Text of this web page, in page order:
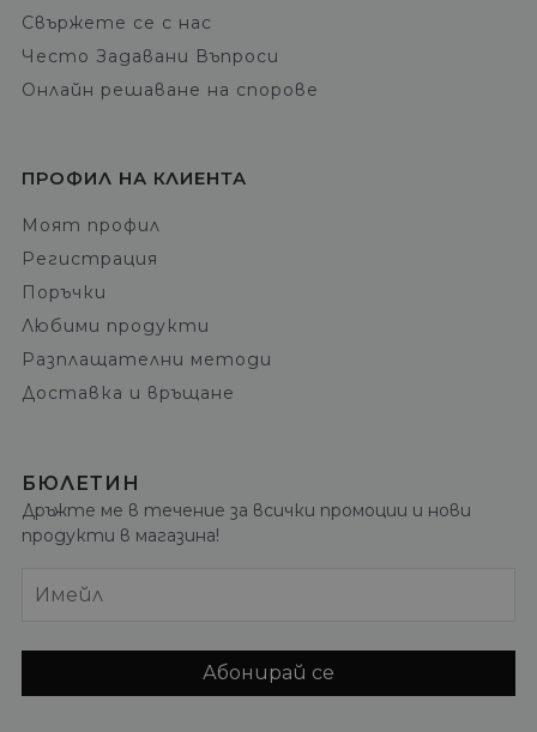
Свържете се с нас
Често Задавани Въпроси
Онлайн решаване на спорове
ПРОФИЛ НА КЛИЕНТА
Моят профил
Регистрация
Поръчки
Любими продукти
Разплащателни методи
Доставка и връщане
БЮЛЕТИН
Дръжте ме в течение за всички промоции и нови
продукти в магазина!
Имейл
Абонирай се